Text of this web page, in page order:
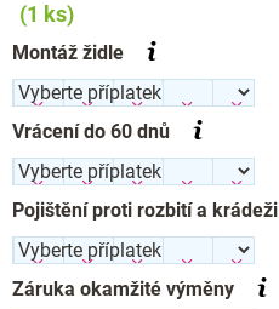
(1 ks)
Montáž židle
Vrácení do 60 dnů
Pojištění proti rozbití a krádeži
Záruka okamžité výměny